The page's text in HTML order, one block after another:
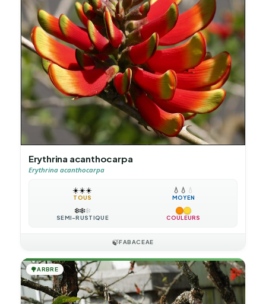
Erythrina acanthocarpa
Erythrina acanthocarpa
☀️☀️☀️
TOUS
💧 💧 💧
MOYEN
❄️❄️❄️
SEMI-RUSTIQUE COULEURS
🍃FABACEAE
🌳ARBRE